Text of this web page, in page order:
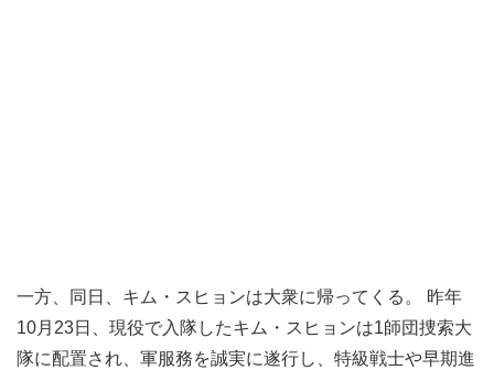
一方、同日、キム・スヒョンは大衆に帰ってくる。 昨年
10月23日、現役で入隊したキム・スヒョンは1師団捜索大
隊に配置され、軍服務を誠実に遂行し、特級戦士や早期進